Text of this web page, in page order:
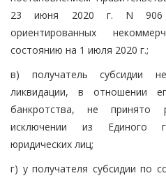
23 июня 2020 г. N 906
ориентированных
состоянию на 1 июля 2020 г.;
в) получатель субсидии
ликвидации, в отношении
банкротства, не принято
исключении из Единого
юридических лиц;
г) у получателя субсидии по